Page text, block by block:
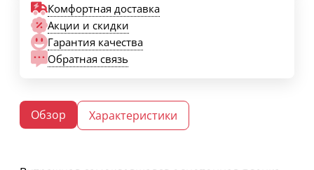
Комфортная доставка
Акции и скидки
Гарантия качества
Обратная связь
Обзор Характеристики